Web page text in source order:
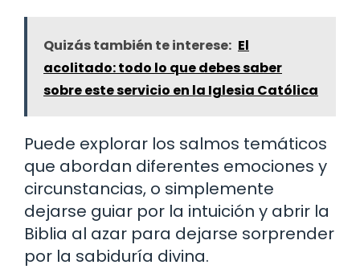
Quizás también te interese: El
acolitado: todo lo que debes saber
sobre este servicio en la Iglesia Católica
Puede explorar los salmos temáticos
que abordan diferentes emociones y
circunstancias, o simplemente
dejarse guiar por la intuición y abrir la
Biblia al azar para dejarse sorprender
por la sabiduría divina.